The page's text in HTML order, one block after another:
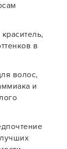
в
волос,
и